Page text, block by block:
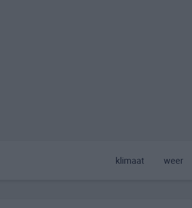
klimaat weer